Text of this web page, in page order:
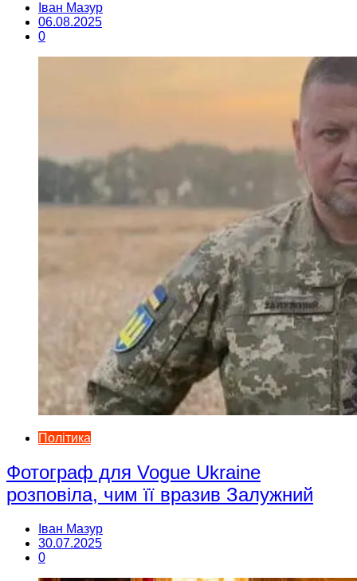
Іван Мазур
06.08.2025
0
Політика
Фотограф для Vogue Ukraine
розповіла, чим її вразив Залужний
Іван Мазур
30.07.2025
0